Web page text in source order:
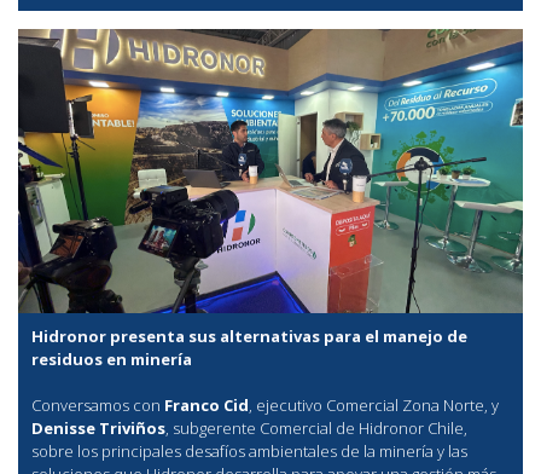
Hidronor presenta sus alternativas para el manejo de
residuos en minería
Conversamos con Franco Cid, ejecutivo Comercial Zona Norte, y
Denisse Triviños, subgerente Comercial de Hidronor Chile,
sobre los principales desafíos ambientales de la minería y las